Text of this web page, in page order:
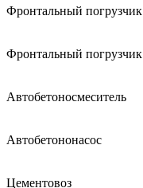
Фронтальный погрузчик
Фронтальный погрузчик
Автобетоносмеситель
Автобетононасос
Цементовоз